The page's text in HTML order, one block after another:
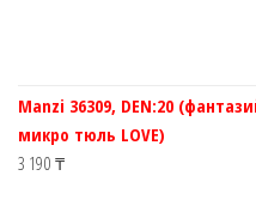
Manzi 36309, DEN:20
микро тюль LOVE)
3 190 ₸